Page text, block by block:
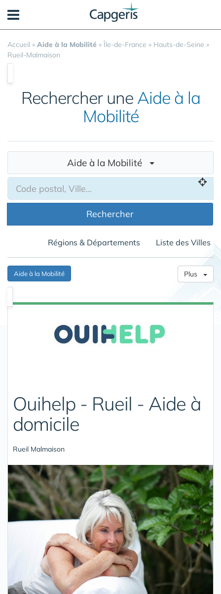
Accueil » Aide à la Mobilité » Île-de-France » Hauts-de-Seine »
Rueil-Malmaison
Rechercher une Aide à la
Mobilité
Aide à la Mobilité
Rechercher
Régions & Départements Liste des Villes
Aide à la Mobilité Plus
Ouihelp - Rueil - Aide à
domicile
Rueil Malmaison